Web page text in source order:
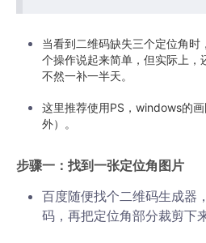
当看到二维码缺失三个定位角
个操作说起来简单，但实际上，
不然一补一半天。
这里推荐使用PS，windows的
外）。
步骤一：找到一张定位角图片
百度随便找个二维码生成器
码，再把定位角部分裁剪下